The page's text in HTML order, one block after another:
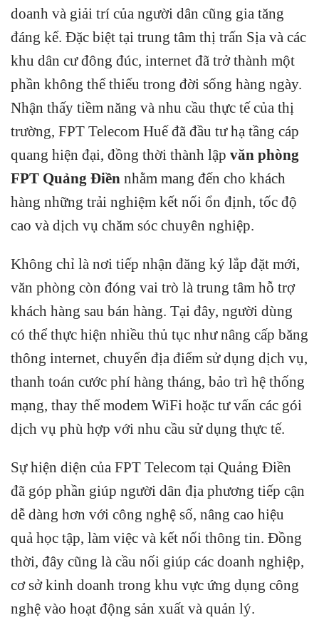
doanh và giải trí của người dân cũng gia tăng
đáng kể. Đặc biệt tại trung tâm thị trấn Sịa và các
khu dân cư đông đúc, internet đã trở thành một
phần không thể thiếu trong đời sống hàng ngày.
Nhận thấy tiềm năng và nhu cầu thực tế của thị
trường, FPT Telecom Huế đã đầu tư hạ tầng cáp
quang hiện đại, đồng thời thành lập văn phòng
FPT Quảng Điền nhằm mang đến cho khách
hàng những trải nghiệm kết nối ổn định, tốc độ
cao và dịch vụ chăm sóc chuyên nghiệp.
Không chỉ là nơi tiếp nhận đăng ký lắp đặt mới,
văn phòng còn đóng vai trò là trung tâm hỗ trợ
khách hàng sau bán hàng. Tại đây, người dùng
có thể thực hiện nhiều thủ tục như nâng cấp băng
thông internet, chuyển địa điểm sử dụng dịch vụ,
thanh toán cước phí hàng tháng, bảo trì hệ thống
mạng, thay thế modem WiFi hoặc tư vấn các gói
dịch vụ phù hợp với nhu cầu sử dụng thực tế.
Sự hiện diện của FPT Telecom tại Quảng Điền
đã góp phần giúp người dân địa phương tiếp cận
dễ dàng hơn với công nghệ số, nâng cao hiệu
quả học tập, làm việc và kết nối thông tin. Đồng
thời, đây cũng là cầu nối giúp các doanh nghiệp,
cơ sở kinh doanh trong khu vực ứng dụng công
nghệ vào hoạt động sản xuất và quản lý.